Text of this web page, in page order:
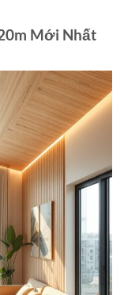
Mới Nhất